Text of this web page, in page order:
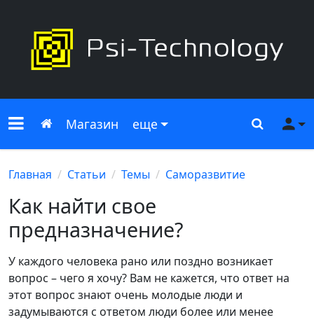
Меню сайта
Главная
Магазин еще Поиск
Главная Статьи Темы Саморазвитие
Как найти свое
предназначение?
У каждого человека рано или поздно возникает
вопрос – чего я хочу? Вам не кажется, что ответ на
этот вопрос знают очень молодые люди и
задумываются с ответом люди более или менее